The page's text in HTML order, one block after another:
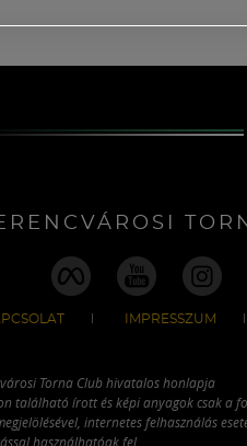
IMPRESSZUM
Torna Club hivatalos honlapja
található írott és képi anyagok csak a
internetes felhasználás
használhatóak fel.